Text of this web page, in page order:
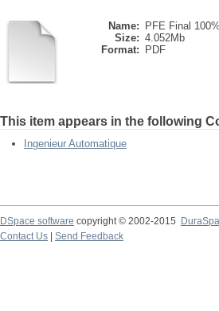
Name:
PFE Final
Size: 4.052Mb
Format:
PDF
This item appears in the following
Ingenieur Automatique
DSpace software copyright © 2002-2015
Contact Us
Send Feedback